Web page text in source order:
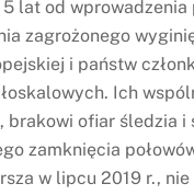
5 lat od
zagrożonego
i państw
Ich
brakowi ofiar śledzia
zamknięcia
w lipcu 2019 r.,